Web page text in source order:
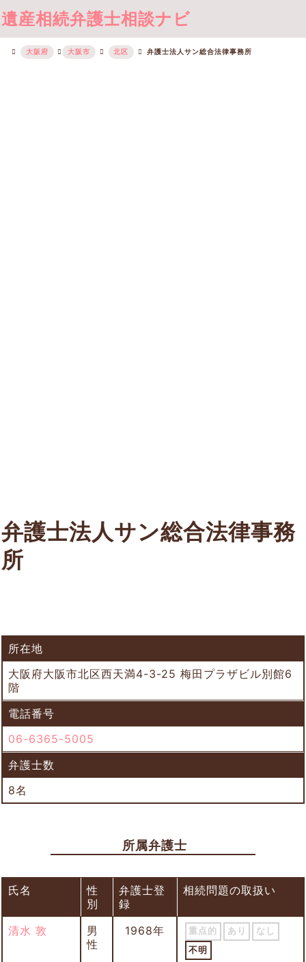
遺産相続弁護士相談ナビ
大阪府 大阪市 北区 弁護士法人サン総合法律事務所
弁護士法人サン総合法律事務
所
所在地
大阪府大阪市北区西天満4-3-25 梅田プラザビル別館6
階
電話番号
06-6365-5005
弁護士数
8名
所属弁護士
氏名
性
別
弁護士登
録
相続問題の取扱い
清水 敦
男
性
1968年 重点的 あり
なし
不明